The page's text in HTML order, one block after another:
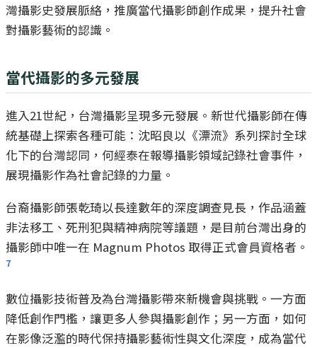
灣攝影史發展脈絡，推廣當代攝影師創作成果，提升社會
對攝影藝術的認識。
當代攝影的多元發展
進入21世紀，台灣攝影呈現多元發展。新世代攝影師在傳
統基礎上探索各種可能：沈昭良以《漂流》系列探討全球
化下的台灣認同，何經泰在報導攝影領域記錄社會事件，
展現攝影作為社會記錄的力量。
台裔攝影師張乾琦以長達數年的深度調查見長，作品涵蓋
非法移工、死刑犯與精神病院等議題，是目前台灣出身的
攝影師中唯一在 Magnum Photos 取得正式會員資格者。
7
數位攝影技術普及為台灣攝影帶來新機會與挑戰。一方面
降低創作門檻，讓更多人參與攝影創作；另一方面，如何
在影像泛濫的時代保持攝影藝術性與文化深度，成為當代